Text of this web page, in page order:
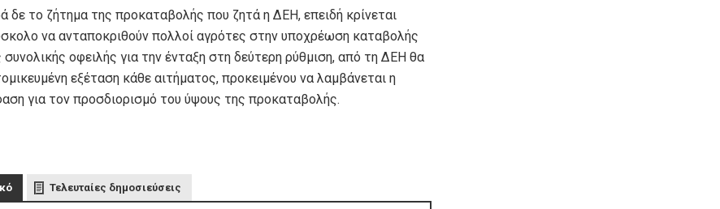
δε το ζήτημα της προκαταβολής που ζητά η ΔΕΗ, επειδή κρίνεται
να ανταποκριθούν πολλοί αγρότες στην υποχρέωση καταβολής
συνολικής οφειλής για την ένταξη στη δεύτερη ρύθμιση, από τη ΔΕΗ θα
εξέταση κάθε αιτήματος, προκειμένου να λαμβάνεται η
για τον προσδιορισμό του ύψους της προκαταβολής.
Τελευταίες δημοσιεύσεις